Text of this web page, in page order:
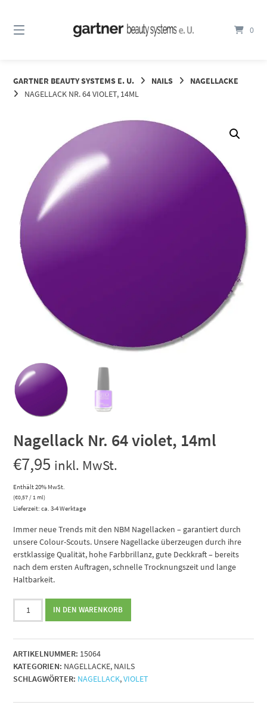
Inhalt
0
GARTNER BEAUTY SYSTEMS E. U. NAILS
NAGELLACKE
NAGELLACK NR. 64 VIOLET, 14ML
Nagellack Nr. 64 violet, 14ml
€7,95 inkl. MwSt.
Enthält 20% MwSt.
(€0,57/ 1 ml)
Lieferzeit: ca. 3-4 Werktage
Immer neue Trends mit den NBM Nagellacken – garantiert durch
unsere Colour-Scouts. Unsere Nagellacke überzeugen durch ihre
erstklassige Qualität, hohe Farbbrillanz, gute Deckkraft – bereits
nach dem ersten Auftragen, schnelle Trocknungszeit und lange
Haltbarkeit.
Nagellack
violet,
14ml
Menge
IN DEN WARENKORB
ARTIKELNUMMER: 15064
KATEGORIEN: NAGELLACKE, NAILS
SCHLAGWÖRTER: NAGELLACK,VIOLET